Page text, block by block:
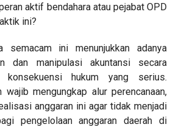
aktif bendahara atau pejabat OPD
ini?
ini menunjukkan adanya
dan manipulasi akuntansi secara
konsekuensi hukum yang serius.
wajib mengungkap alur perencanaan,
anggaran ini agar tidak menjadi
pengelolaan anggaran daerah di